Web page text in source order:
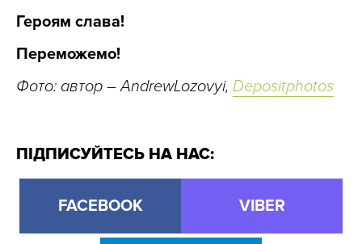
Героям слава!
Переможемо!
Фото: автор – AndrewLozovyi, Depositphotos
ПІДПИСУЙТЕСЬ НА НАС:
FACEBOOK VIBER